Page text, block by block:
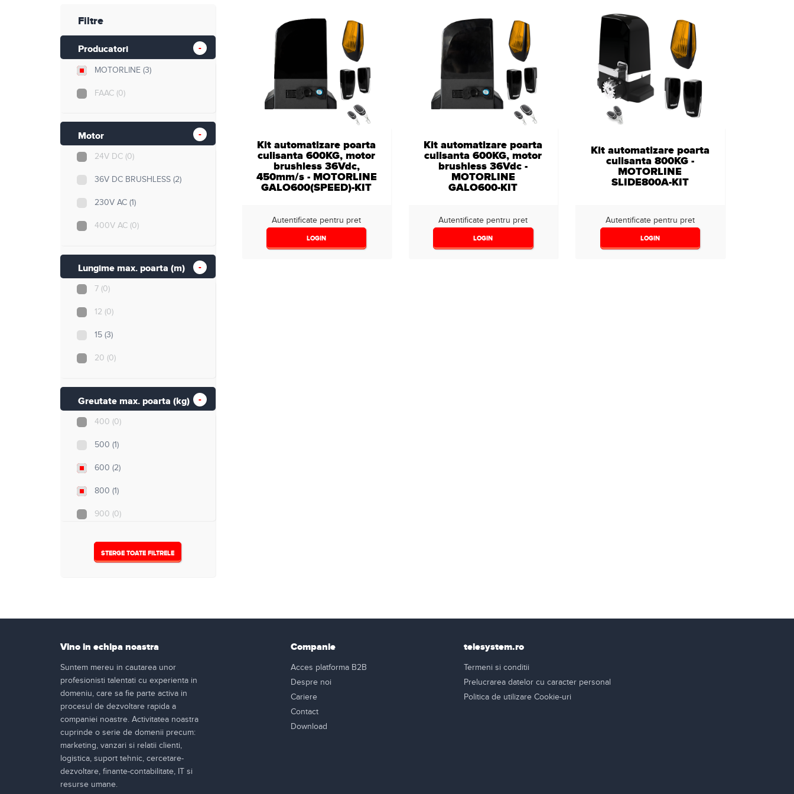
Cabluri si accesorii
Scule si unelte
Filtre
Producatori
MOTORLINE (3)
FAAC (0)
Motor
24V DC (0)
36V DC BRUSHLESS (2)
230V AC (1)
400V AC (0)
Lungime max. poarta (m)
7 (0)
12 (0)
15 (3)
20 (0)
Greutate max. poarta (kg)
400 (0)
500 (1)
600 (2)
800 (1)
900 (0)
1500(0)
Nespecificat(5)
STERGE TOATE FILTRELE
Kit automatizare poarta
culisanta 600KG, motor
brushless 36Vdc,
450mm/s - MOTORLINE
GALO600(SPEED)-KIT
Autentificate pentru pret
LOGIN
Kit automatizare poarta
culisanta 600KG, motor
brushless 36Vdc -
MOTORLINE
GALO600-KIT
Autentificate pentru pret
LOGIN
Kit automatizare poarta
culisanta 800KG -
MOTORLINE
SLIDE800A-KIT
Autentificate pentru pret
LOGIN
Vino in echipa noastra
Suntem mereu in cautarea unor
profesionisti talentati cu experienta in
domeniu, care sa fie parte activa in
procesul de dezvoltare rapida a
companiei noastre. Activitatea noastra
cuprinde o serie de domenii precum:
marketing, vanzari si relatii clienti,
logistica, suport tehnic, cercetare-
dezvoltare, finante-contabilitate, IT si
resurse umane.
Companie
Acces platforma B2B
Despre noi
Cariere
Contact
Download
telesystem.ro
Termeni si conditii
Prelucrarea datelor cu caracter personal
Politica de utilizare Cookie-uri